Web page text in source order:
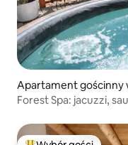
Apartament gościnny
Forest Spa: jacuzzi,